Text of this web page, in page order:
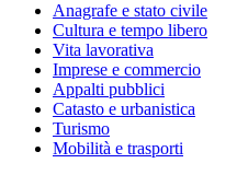
Anagrafe e stato civile
Cultura e tempo libero
Vita lavorativa
Imprese e commercio
Appalti pubblici
Catasto e urbanistica
Turismo
Mobilità e trasporti